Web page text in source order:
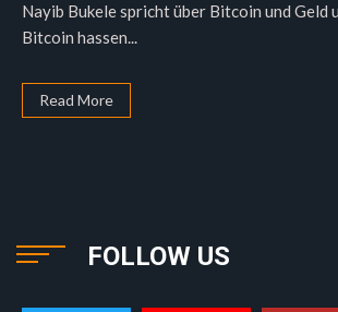
Nayib Bukele spricht über Bitcoin und Geld
Bitcoin hassen...
Read More
FOLLOW US